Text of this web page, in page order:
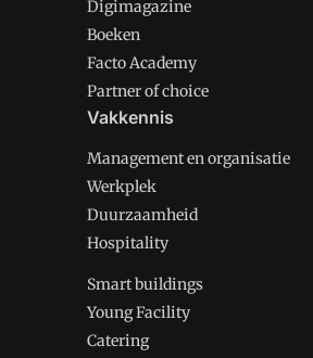
Digimagazine
Boeken
Facto Academy
Partner of choice
Vakkennis
Management en organisatie
Werkplek
Duurzaamheid
Hospitality
Smart buildings
Young Facility
Catering